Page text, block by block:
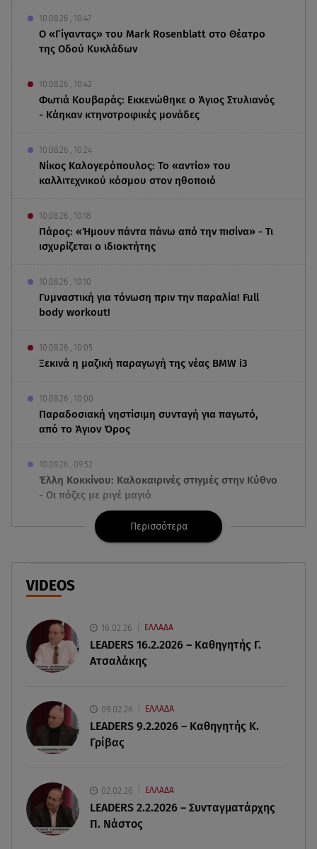
10.08.26 , 10:47
Ο «Γίγαντας» του Mark Rosenblatt στο Θέατρο
της Οδού Κυκλάδων
10.08.26 , 10:42
Φωτιά Κουβαράς: Εκκενώθηκε ο Άγιος Στυλιανός
- Κάηκαν κτηνοτροφικές μονάδες
10.08.26 , 10:24
Νίκος Καλογερόπουλος: Το «αντίο» του
καλλιτεχνικού κόσμου στον ηθοποιό
10.08.26 , 10:18
Πάρος: «Ήμουν πάντα πάνω από την πισίνα» - Τι
ισχυρίζεται ο ιδιοκτήτης
10.08.26 , 10:10
Γυμναστική για τόνωση πριν την παραλία! Full
body workout!
10.08.26 , 10:05
Ξεκινά η μαζική παραγωγή της νέας BMW i3
10.08.26 , 10:00
Παραδοσιακή νηστίσιμη συνταγή για παγωτό,
από το Άγιον Όρος
10.08.26 , 09:52
Έλλη Κοκκίνου: Καλοκαιρινές στιγμές στην Κύθνο
- Οι πόζες με ριγέ μαγιό
Λίλα Μπακλέση: Θέλει να... φάει την πατουσίτσα
του μπέμπη της!
10.08.26 , 09:20
Αργυρό στις διακοπές τους
10.08.26 , 09:05
10.08.26 , 09:03
Μότσαρτ: Μήπως πέθανε από έλλειψη της
«βιταμίνης του ήλιου»;
10.08.26 , 09:00
Ford Mustang GTD: Οδηγεί ο θρύλος Carlos Sainz
Sr.
Περισσότερα
VIDEOS
16.02.26 ΕΛΛΑΔΑ
LEADERS 16.2.2026 – Καθηγητής Γ.
Ατσαλάκης
09.02.26 ΕΛΛΑΔΑ
LEADERS 9.2.2026 – Καθηγητής Κ.
Γρίβας
02.02.26 ΕΛΛΑΔΑ
LEADERS 2.2.2026 – Συνταγματάρχης
Π. Νάστος